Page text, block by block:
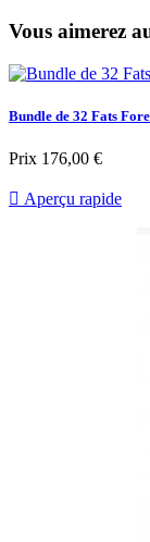
Vous aimerez
Bundle de 32 Fats
Prix 176,00 €
 Aperçu rapide